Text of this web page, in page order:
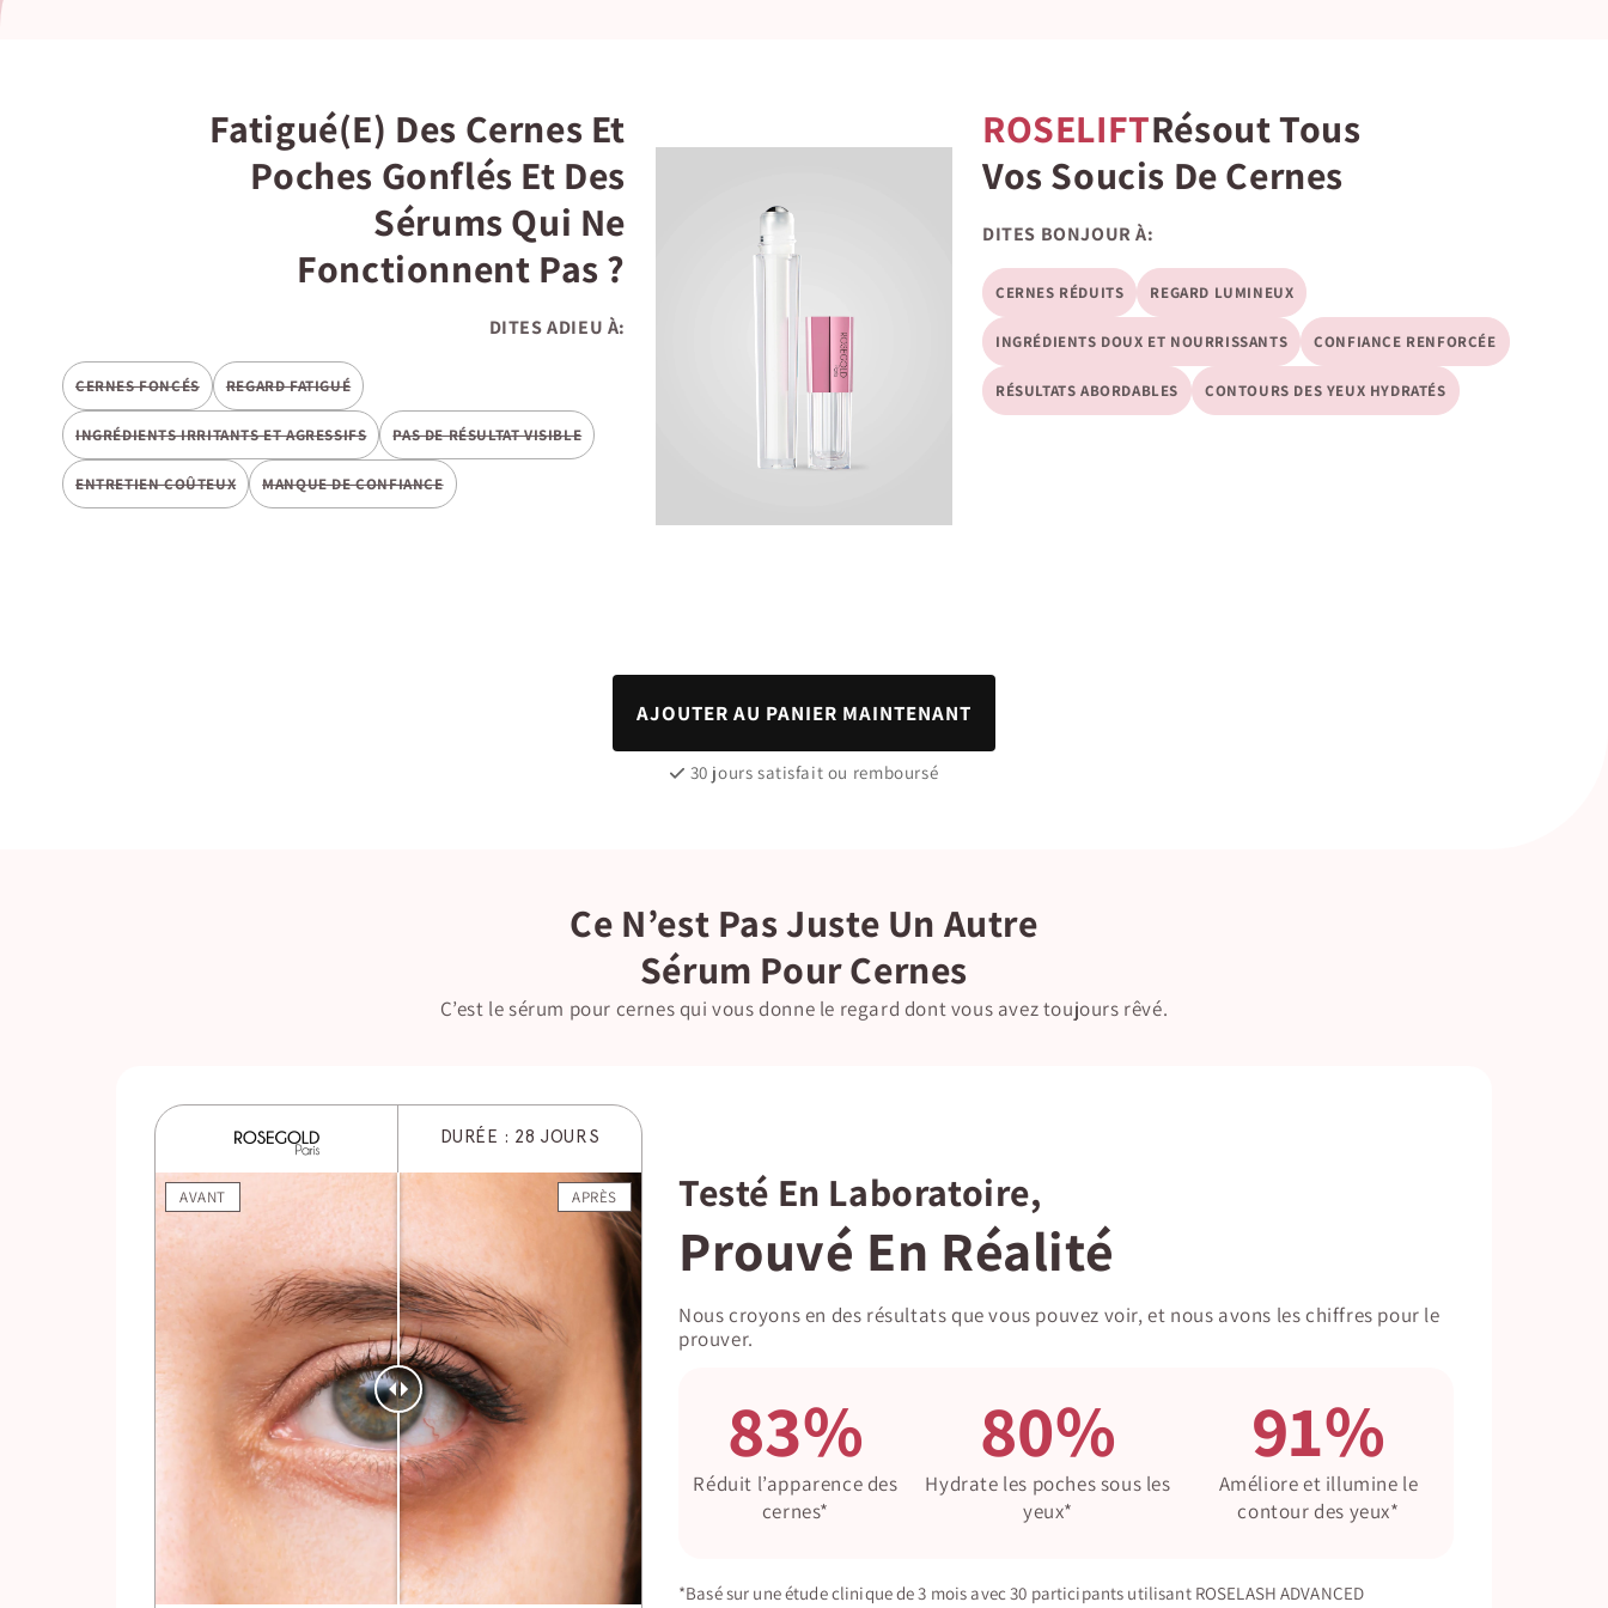
Fatigué(e) Des Cernes Et
Poches Gonflés Et Des
Sérums Qui Ne
Fonctionnent Pas ?
DITES ADIEU À:
CERNES FONCÉS REGARD FATIGUÉ
INGRÉDIENTS IRRITANTS ET AGRESSIFS PAS DE RÉSULTAT VISIBLE
ENTRETIEN COÛTEUX MANQUE DE CONFIANCE
ROSELIFTRésout Tous
Vos Soucis De Cernes
DITES BONJOUR À:
CERNES RÉDUITS REGARD LUMINEUX
INGRÉDIENTS DOUX ET NOURRISSANTS CONFIANCE RENFORCÉE
RÉSULTATS ABORDABLES CONTOURS DES YEUX HYDRATÉS
AJOUTER AU PANIER MAINTENANT
30 jours satisfait ou remboursé
Ce N’est Pas Juste Un Autre
Sérum Pour Cernes
C’est le sérum pour cernes qui vous donne le regard dont vous avez toujours rêvé.
DURÉE : 28 JOURS
APRÈS
AVANT Testé En Laboratoire,
Prouvé En Réalité
Nous croyons en des résultats que vous pouvez voir, et nous avons les chiffres pour le
prouver.
83%
Réduit l’apparence des
cernes*
80%
Hydrate les poches sous les
yeux*
91%
Améliore et illumine le
contour des yeux*
*Basé sur une étude clinique de 3 mois avec 30 participants utilisant ROSELASH ADVANCED